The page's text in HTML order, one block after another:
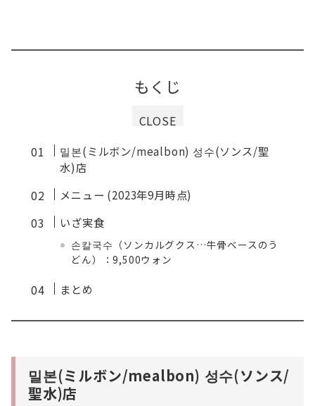
CLOSE
もくじ
밀본(ミルボン/mealbon) 성수(ソンス/聖
水)店
メニュー (2023年9月時点)
いざ実食
손칼국수（ソンカルグクス…牛骨ベースのう
どん）：9,500ウォン
まとめ
밀본(ミルボン/mealbon) 성수(ソンス/
聖水)店